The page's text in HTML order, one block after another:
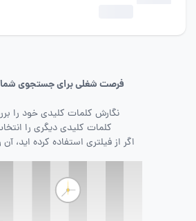
فرصت شغلی برای جستجوی شما
نگارش کلمات کلیدی خود را
کلمات کلیدی دیگری را
اگر از فیلتری استفاده کرده اید،